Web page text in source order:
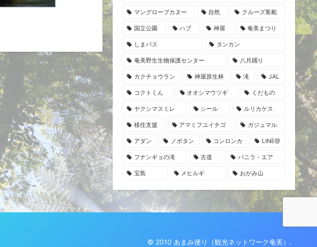
マングローブカヌー 自然 クルーズ客船
国立公園 ハブ 神屋 奄美まつり
しまバス タンカン
奄美野生生物保護センター 八月踊り
カクチョウラン 神屋原生林 滝 JAL
コクトくん オオシマウツギ くだもの
ヤクシマスミレ シール ルリカケス
移住支援 アマミフユイチゴ ガジュマル
アダン ノボタン コンロンカ LINE@
フナンギョの滝 古道 バニラ・エア
宝島 メヒルギ おがみ山
© 2010 あまみ便り（観光ネットワーク奄美）.